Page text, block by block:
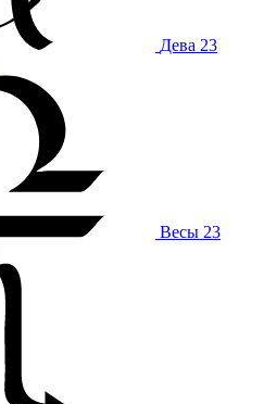
Дева 23
Весы 23